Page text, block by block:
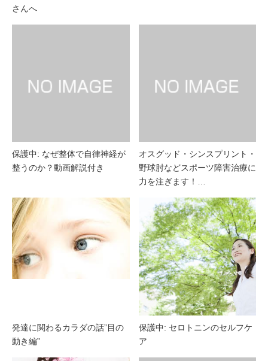
さんへ
保護中: なぜ整体で自律神経が
整うのか？動画解説付き
オスグッド・シンスプリント・
野球肘などスポーツ障害治療に
力を注ぎます！…
発達に関わるカラダの話”目の
動き編”
保護中: セロトニンのセルフケ
ア